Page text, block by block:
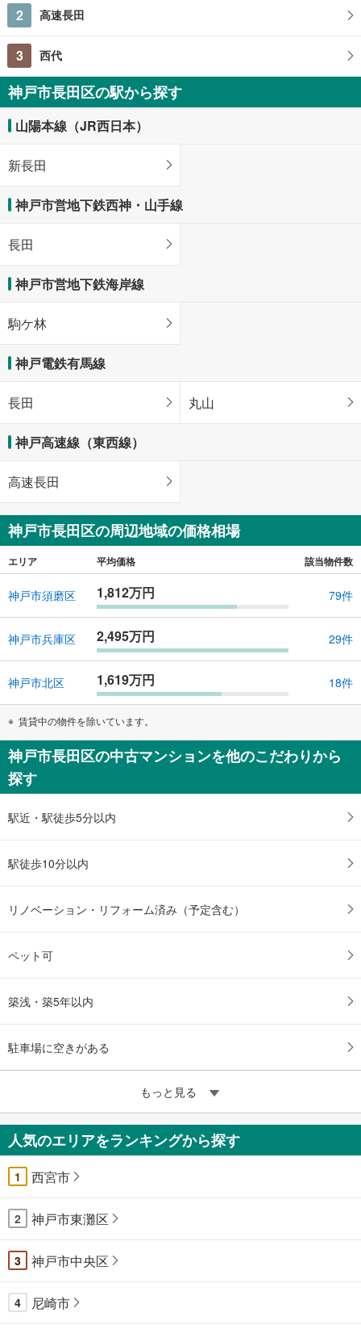
2 高速長田
3 西代
神戸市長田区の駅から探す
山陽本線（JR西日本）
新長田
神戸市営地下鉄西神・山手線
長田
神戸市営地下鉄海岸線
駒ケ林
神戸電鉄有馬線
長田 丸山
神戸高速線（東西線）
高速長田
神戸市長田区の周辺地域の価格相場
エリア 平均価格 該当物件数
神戸市須磨区 1,812万円 79件
神戸市兵庫区 2,495万円 29件
神戸市北区 1,619万円 18件
賃貸中の物件を除いています。
神戸市長田区の中古マンションを他のこだわりから
探す
駅近・駅徒歩5分以内
駅徒歩10分以内
リノベーション・リフォーム済み（予定含む）
ペット可
築浅・築5年以内
駐車場に空きがある
もっと見る
人気のエリアをランキングから探す
1 西宮市
2 神戸市東灘区
3 神戸市中央区
4 尼崎市